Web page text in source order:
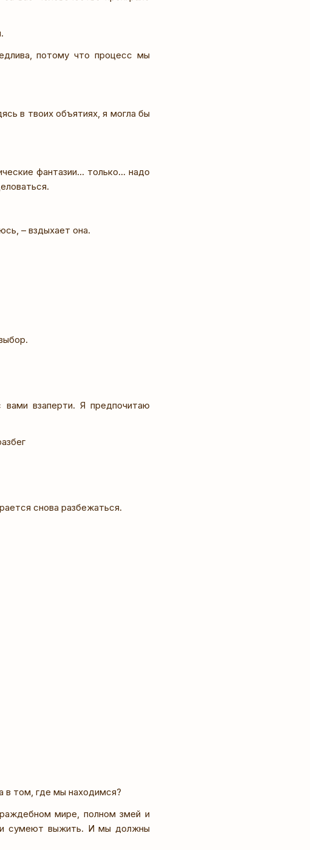
потому что процесс мы
в твоих объятиях, я могла бы
фантазии... только... надо
– вздыхает она.
взаперти. Я предпочитаю
снова разбежаться.
в том, где мы находимся?
мире, полном змей и
сумеют выжить. И мы должны